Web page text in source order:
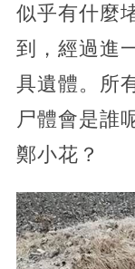
似乎有什麼
到，經過進
具遺體。所
尸體會是誰
鄭小花？